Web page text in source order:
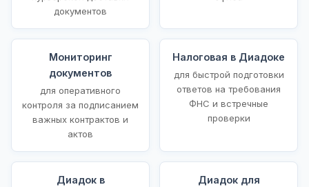
документов
Мониторинг
документов
для оперативного
контроля за подписанием
важных контрактов и
актов
Налоговая в Диадоке
для быстрой подготовки
ответов на требования
ФНС и встречные
проверки
Диадок в
Диадок для